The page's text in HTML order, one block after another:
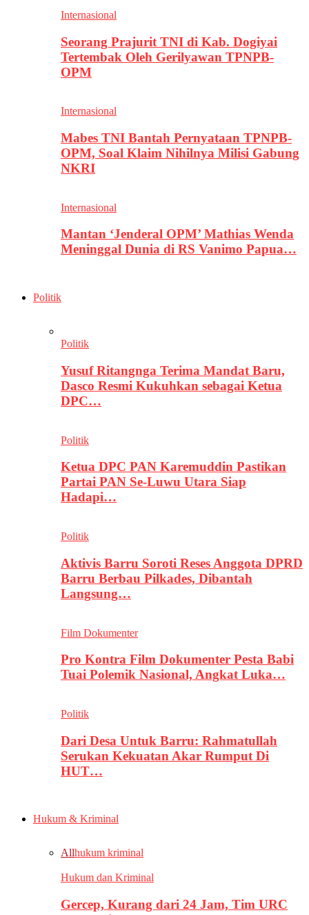
Internasional
Seorang Prajurit TNI di Kab. Dogiyai
Tertembak Oleh Gerilyawan TPNPB-
OPM
Internasional
Mabes TNI Bantah Pernyataan TPNPB-
OPM, Soal Klaim Nihilnya Milisi Gabung
NKRI
Internasional
Mantan ‘Jenderal OPM’ Mathias Wenda
Meninggal Dunia di RS Vanimo Papua…
Politik
Politik
Yusuf Ritangnga Terima Mandat Baru,
Dasco Resmi Kukuhkan sebagai Ketua
DPC…
Politik
Ketua DPC PAN Karemuddin Pastikan
Partai PAN Se-Luwu Utara Siap
Hadapi…
Politik
Aktivis Barru Soroti Reses Anggota DPRD
Barru Berbau Pilkades, Dibantah
Langsung…
Film Dokumenter
Pro Kontra Film Dokumenter Pesta Babi
Tuai Polemik Nasional, Angkat Luka…
Politik
Dari Desa Untuk Barru: Rahmatullah
Serukan Kekuatan Akar Rumput Di
HUT…
Hukum & Kriminal
Allhukum kriminal
Hukum dan Kriminal
Gercep, Kurang dari 24 Jam, Tim URC